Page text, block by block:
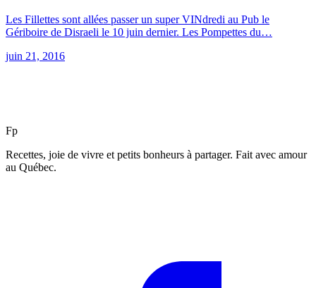
Les Fillettes sont allées passer un super VINdredi au Pub le
Gériboire de Disraeli le 10 juin dernier. Les Pompettes du…
juin 21, 2016
Fp
Recettes, joie de vivre et petits bonheurs à partager. Fait avec amour
au Québec.